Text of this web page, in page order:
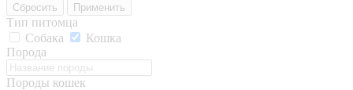
Сбросить Применить
Тип питомца
Собака
Кошка
Порода
Породы кошек